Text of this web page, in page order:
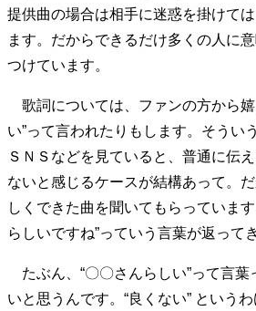
提供曲の場合は相手に迷惑を掛けて
ます。だからできるだけ多くの人に
つけています。
歌詞については、ファンの方から嬉
い”って言われたりもします。そうい
ＳＮＳなどを見ていると、普通に伝
ないと感じるケースが結構あって。
しくできた曲を聞いてもらっていま
らしいですね”っていう言葉が返って
たぶん、“〇〇さんらしい”って言葉
いと思うんです。“良くない” という